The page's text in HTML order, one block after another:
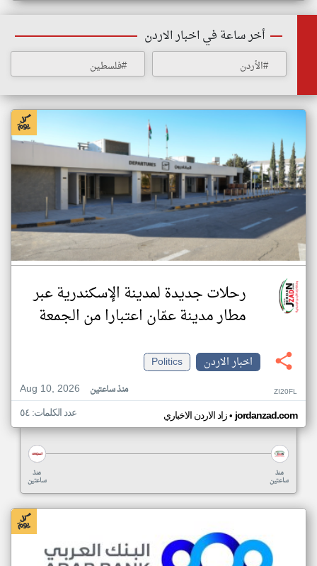
أخر ساعة في اخبار الاردن
#الأردن #فلسطين
رحلات جديدة لمدينة الإسكندرية عبر
مطار مدينة عمّان اعتبارا من الجمعة
اخبار الاردن
Politics
Aug 10, 2026
منذ ساعتين ZI20FL
زاد الاردن الاخباري•jordanzad.com عدد الكلمات: ٥٤
منذ
ساعتين
منذ
ساعتين